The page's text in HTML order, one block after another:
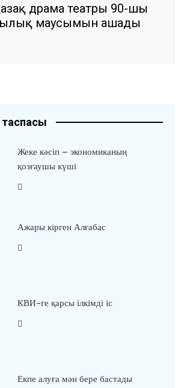
драма театры 90-шы
маусымын ашады
Жеке кәсіп – экономиканың
қозғаушы күші
Ажары кірген Алғабас
КВИ-ге қарсы ілкімді іс
Екпе алуға мән бере бастады